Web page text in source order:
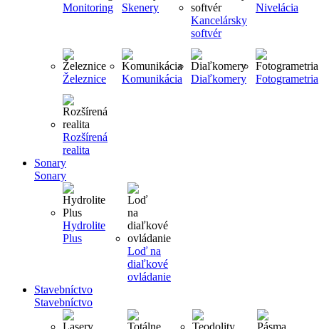
Monitoring
Skenery
Kancelársky
softvér
Nivelácia
Železnice Komunikácia Diaľkomery Fotogrametria
Rozšírená
realita
Sonary
Sonary
Hydrolite
Plus
Loď na
diaľkové
ovládanie
Stavebníctvo
Stavebníctvo